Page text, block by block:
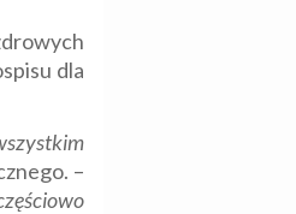
dla
–